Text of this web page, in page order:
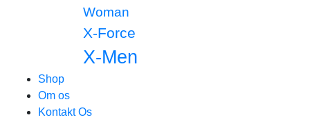
Woman
X-Force
X-Men
Shop
Om os
Kontakt Os